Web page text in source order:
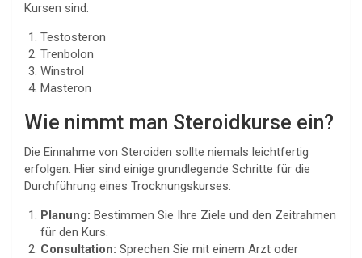
Kursen sind:
Testosteron
Trenbolon
Winstrol
Masteron
Wie nimmt man Steroidkurse ein?
Die Einnahme von Steroiden sollte niemals leichtfertig
erfolgen. Hier sind einige grundlegende Schritte für die
Durchführung eines Trocknungskurses:
Planung: Bestimmen Sie Ihre Ziele und den Zeitrahmen
für den Kurs.
Consultation: Sprechen Sie mit einem Arzt oder